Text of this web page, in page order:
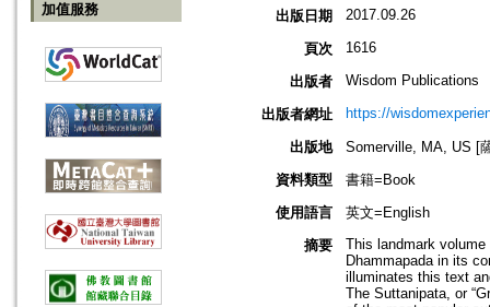
加值服務
出版日期
2017.09.26
頁次 1616
出版者 Wisdom Publications
出版者網址 https://
出版地
Somerville, MA, US [
資料類型
書籍=Book
使用語言
英文=English
摘要
This landmark
Dhammapada in its
illuminates this text
The Suttanipata, or